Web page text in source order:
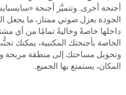
الجودة بعزل صوتي ممتاز، ما يجعل
داخلها خاصةً وخاليةً تمامًا من أي
الخاصة بأجنحتك المكتبية، يمكنك
وتحويل مساحتك إلى منطقة مريحة
المكان، يستمتع بها الجميع.